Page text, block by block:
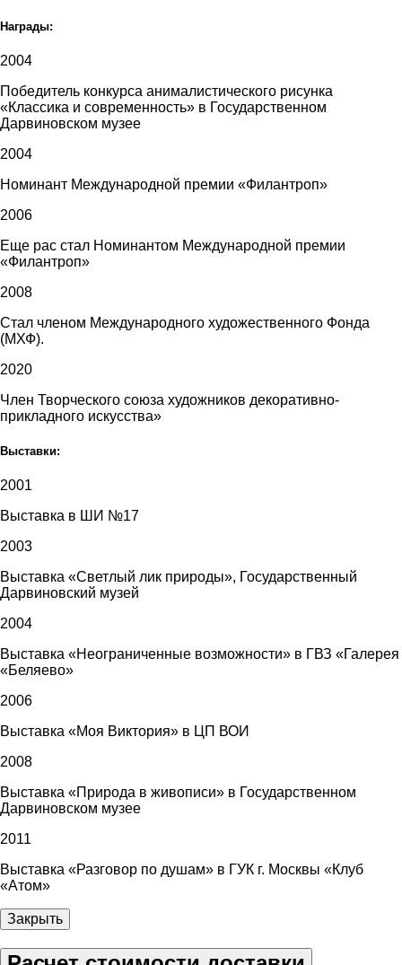
Награды:
2004
Победитель конкурса анималистического рисунка
«Классика и современность» в Государственном
Дарвиновском музее
2004
Номинант Международной премии «Филантроп»
2006
Еще рас стал Номинантом Международной премии
«Филантроп»
2008
Стал членом Международного художественного Фонда
(МХФ).
2020
Член Творческого союза художников декоративно-
прикладного искусства»
Выставки:
2001
Выставка в ШИ №17
2003
Выставка «Светлый лик природы», Государственный
Дарвиновский музей
2004
Выставка «Неограниченные возможности» в ГВЗ «Галерея
«Беляево»
2006
Выставка «Моя Виктория» в ЦП ВОИ
2008
Выставка «Природа в живописи» в Государственном
Дарвиновском музее
2011
Выставка «Разговор по душам» в ГУК г. Москвы «Клуб
«Атом»
Закрыть